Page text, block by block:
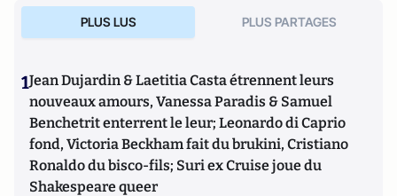
PLUS LUS PLUS PARTAGES
1Jean Dujardin & Laetitia Casta étrennent leurs
nouveaux amours, Vanessa Paradis & Samuel
Benchetrit enterrent le leur; Leonardo di Caprio
fond, Victoria Beckham fait du brukini, Cristiano
Ronaldo du bisco-fils; Suri ex Cruise joue du
Shakespeare queer